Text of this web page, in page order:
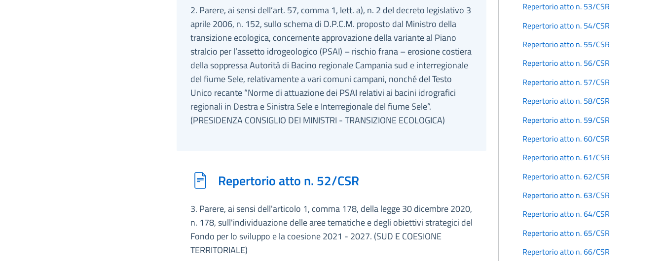
2. Parere, ai sensi dell’art. 57, comma 1, lett. a), n. 2 del decreto legislativo 3
aprile 2006, n. 152, sullo schema di D.P.C.M. proposto dal Ministro della
transizione ecologica, concernente approvazione della variante al Piano
stralcio per l‘assetto idrogeologico (PSAI) – rischio frana – erosione costiera
della soppressa Autorità di Bacino regionale Campania sud e interregionale
del fiume Sele, relativamente a vari comuni campani, nonché del Testo
Unico recante “Norme di attuazione dei PSAI relativi ai bacini idrografici
regionali in Destra e Sinistra Sele e Interregionale del fiume Sele”.
(PRESIDENZA CONSIGLIO DEI MINISTRI - TRANSIZIONE ECOLOGICA)
Repertorio atto n. 52/CSR
3. Parere, ai sensi dell'articolo 1, comma 178, della legge 30 dicembre 2020,
n. 178, sull'individuazione delle aree tematiche e degli obiettivi strategici del
Fondo per lo sviluppo e la coesione 2021 - 2027. (SUD E COESIONE
TERRITORIALE)
Repertorio atto n. 53/CSR
Repertorio atto n. 54/CSR
Repertorio atto n. 55/CSR
Repertorio atto n. 56/CSR
Repertorio atto n. 57/CSR
Repertorio atto n. 58/CSR
Repertorio atto n. 59/CSR
Repertorio atto n. 60/CSR
Repertorio atto n. 61/CSR
Repertorio atto n. 62/CSR
Repertorio atto n. 63/CSR
Repertorio atto n. 64/CSR
Repertorio atto n. 65/CSR
Repertorio atto n. 66/CSR